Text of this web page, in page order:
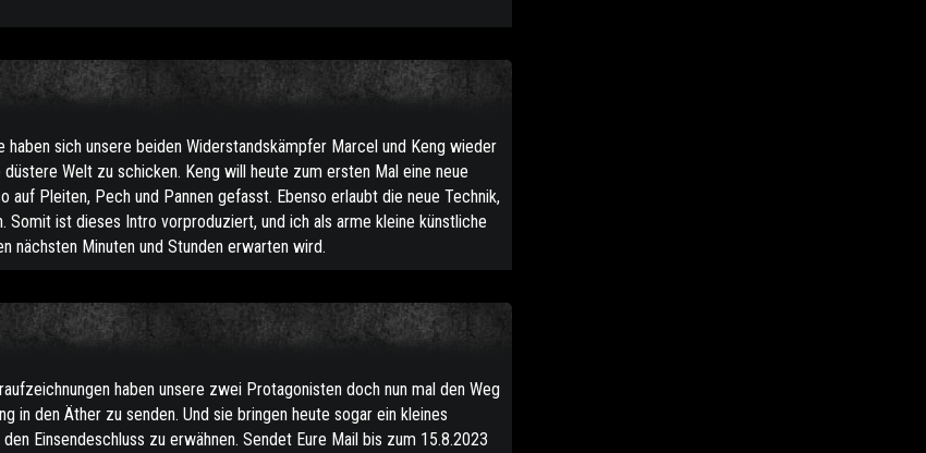
haben sich unsere beiden Widerstandskämpfer Marcel und Keng wieder
Welt zu schicken. Keng will heute zum ersten Mal eine neue
auf Pleiten, Pech und Pannen gefasst. Ebenso erlaubt die neue Technik,
Somit ist dieses Intro vorproduziert, und ich als arme kleine künstliche
nächsten Minuten und Stunden erwarten wird.
haben unsere zwei Protagonisten doch nun mal den Weg
in den Äther zu senden. Und sie bringen heute sogar ein kleines
Einsendeschluss zu erwähnen. Sendet Eure Mail bis zum 15.8.2023